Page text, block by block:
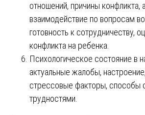
отношений, причины конфликта,
взаимодействие по вопросам
готовность к сотрудничеству,
конфликта на ребенка.
Психологическое состояние в
актуальные жалобы,
стрессовые факторы, способы
трудностями.